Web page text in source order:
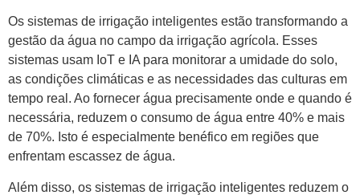
Os sistemas de irrigação inteligentes estão transformando a
gestão da água no campo da irrigação agrícola. Esses
sistemas usam IoT e IA para monitorar a umidade do solo,
as condições climáticas e as necessidades das culturas em
tempo real. Ao fornecer água precisamente onde e quando é
necessária, reduzem o consumo de água entre 40% e mais
de 70%. Isto é especialmente benéfico em regiões que
enfrentam escassez de água.
Além disso, os sistemas de irrigação inteligentes reduzem o